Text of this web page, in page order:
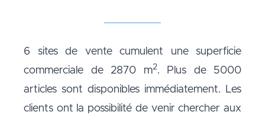
6 sites de vente cumulent une superficie
commerciale de 2870 m2. Plus de 5000
articles sont disponibles immédiatement. Les
clients ont la possibilité de venir chercher aux